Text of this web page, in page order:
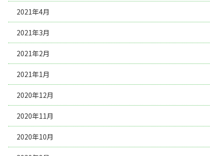
2021年4月
2021年3月
2021年2月
2021年1月
2020年12月
2020年11月
2020年10月